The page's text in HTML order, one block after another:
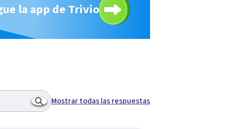
la app de Trivio
Mostrar todas las respuestas